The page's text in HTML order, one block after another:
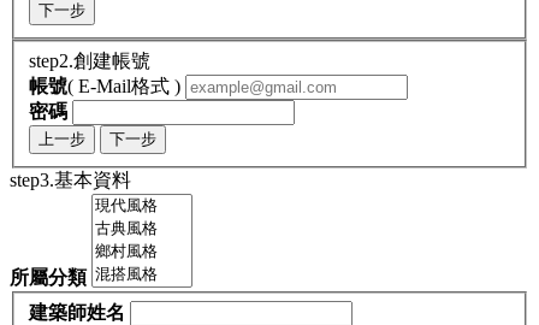
下一步
step2.創建帳號
帳號( E-Mail格式 )
密碼
上一步 下一步
step3.基本資料
所屬分類
建築師姓名